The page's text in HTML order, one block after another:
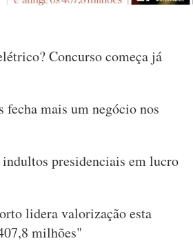
Concurso começa já
fecha mais um negócio nos
presidenciais em lucro
lidera valorização esta
milhões"